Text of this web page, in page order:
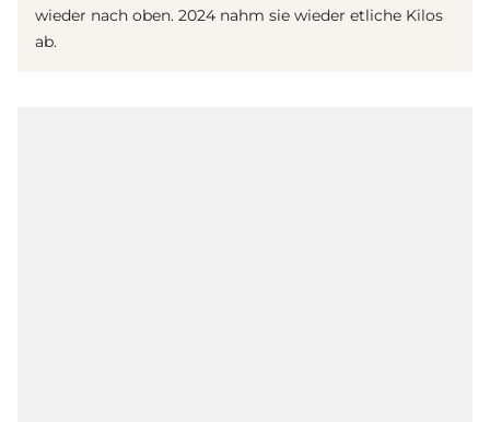
wieder nach oben. 2024 nahm sie wieder etliche Kilos
ab.